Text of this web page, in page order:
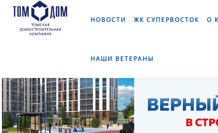
НОВОСТИ ЖК СУПЕРВОСТОК О
НАШИ ВЕТЕРАНЫ